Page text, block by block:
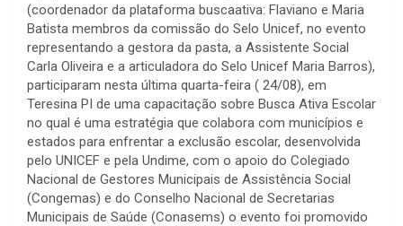
(coordenador da plataforma buscaativa: Flaviano e Maria
Batista membros da comissão do Selo Unicef, no evento
representando a gestora da pasta, a Assistente Social
Carla Oliveira e a articuladora do Selo Unicef Maria Barros),
participaram nesta última quarta-feira ( 24/08), em
Teresina PI de uma capacitação sobre Busca Ativa Escolar
no qual é uma estratégia que colabora com municípios e
estados para enfrentar a exclusão escolar, desenvolvida
pelo UNICEF e pela Undime, com o apoio do Colegiado
Nacional de Gestores Municipais de Assistência Social
(Congemas) e do Conselho Nacional de Secretarias
Municipais de Saúde (Conasems) o evento foi promovido